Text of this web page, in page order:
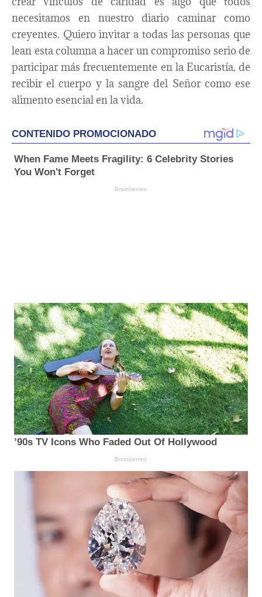
necesitamos en nuestro diario caminar como
creyentes. Quiero invitar a todas las personas que
lean esta columna a hacer un compromiso serio de
participar más frecuentemente en la Eucaristía, de
recibir el cuerpo y la sangre del Señor como ese
alimento esencial en la vida.